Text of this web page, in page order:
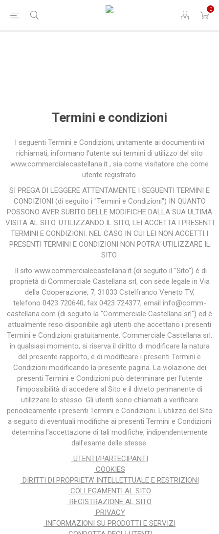
0
Termini e condizioni
I seguenti Termini e Condizioni, unitamente ai documenti ivi
richiamati, informano l’utente sui termini di utilizzo del sito
www.commercialecastellana.it , sia come visitatore che come
utente registrato.
SI PREGA DI LEGGERE ATTENTAMENTE I SEGUENTI TERMINI E
CONDIZIONI (di seguito i "Termini e Condizioni") IN QUANTO
POSSONO AVER SUBITO DELLE MODIFICHE DALLA SUA ULTIMA
VISITA AL SITO. UTILIZZANDO IL SITO, LEI ACCETTA I PRESENTI
TERMINI E CONDIZIONI. NEL CASO IN CUI LEI NON ACCETTI I
PRESENTI TERMINI E CONDIZIONI NON POTRA' UTILIZZARE IL
SITO.
Il sito www.commercialecastellana.it (di seguito il "Sito") è di
proprietà di Commerciale Castellana srl, con sede legale in Via
della Cooperazione, 7, 31033 Cstelfranco Veneto TV,
telefono 0423 720640, fax 0423 724377, email info@comm-
castellana.com (di seguito la "Commerciale Castellana srl") ed è
attualmente reso disponibile agli utenti che accettano i presenti
Termini e Condizioni gratuitamente. Commerciale Castellana srl,
in qualsiasi momento, si riserva il diritto di modificare la natura
del presente rapporto, e di modificare i presenti Termini e
Condizioni modificando la presente pagina. La violazione dei
presenti Termini e Condizioni può determinare per l'utente
l'impossibilità di accedere al Sito e il divieto permanente di
utilizzare lo stesso. Gli utenti sono chiamati a verificare
periodicamente i presenti Termini e Condizioni. L'utilizzo del Sito
a seguito di eventuali modifiche ai presenti Termini e Condizioni
determina l'accettazione di tali modifiche, indipendentemente
dall'esame delle stesse.
UTENTI/PARTECIPANTI
COOKIES
DIRITTI DI PROPRIETA' INTELLETTUALE E RESTRIZIONI
COLLEGAMENTI AL SITO
REGISTRAZIONE AL SITO
PRIVACY
INFORMAZIONI SU PRODOTTI E SERVIZI